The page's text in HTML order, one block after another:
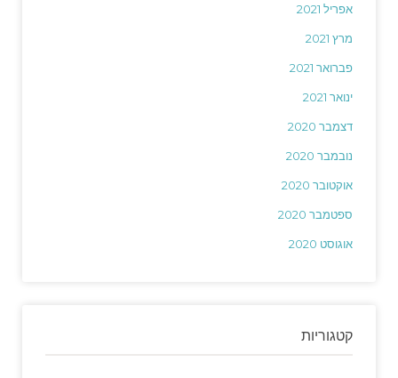
אפריל 2021
מרץ 2021
פברואר 2021
ינואר 2021
דצמבר 2020
נובמבר 2020
אוקטובר 2020
ספטמבר 2020
אוגוסט 2020
קטגוריות